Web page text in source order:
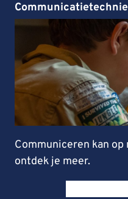
Communiceren kan
ontdek je meer.